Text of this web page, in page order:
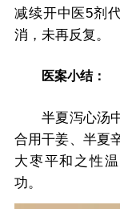
减续开中医5剂
消，未再反复。
医案小结：
半夏泻心汤中
合用干姜、半夏
大枣平和之性
功。